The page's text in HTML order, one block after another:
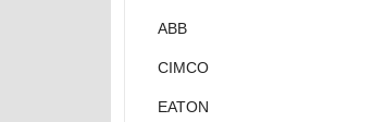
ABB
CIMCO
EATON